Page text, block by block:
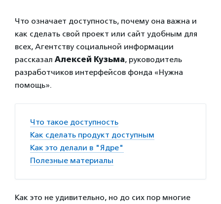
Что означает доступность, почему она важна и
как сделать свой проект или сайт удобным для
всех, Агентству социальной информации
рассказал Алексей Кузьма, руководитель
разработчиков интерфейсов фонда «Нужна
помощь».
Что такое доступность
Как сделать продукт доступным
Как это делали в "Ядре"
Полезные материалы
Как это не удивительно, но до сих пор многие